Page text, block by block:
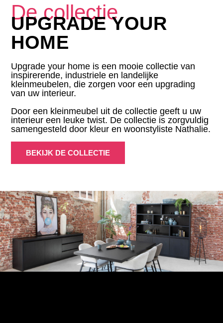
De collectie
UPGRADE YOUR
HOME
Upgrade your home is een mooie collectie van
inspirerende, industriele en landelijke
kleinmeubelen, die zorgen voor een upgrading
van uw interieur.
Door een kleinmeubel uit de collectie geeft u uw
interieur een leuke twist. De collectie is zorgvuldig
samengesteld door kleur en woonstyliste Nathalie.
BEKIJK DE COLLECTIE